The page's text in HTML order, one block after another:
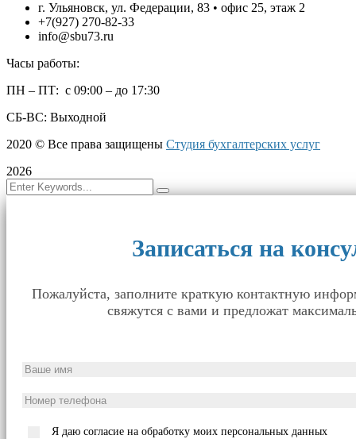
г. Ульяновск, ул. Федерации, 83 • офис 25, этаж 2
+7(927) 270-82-33
info@sbu73.ru
Часы работы:
ПН – ПТ: с 09:00 – до 17:30
СБ-ВС: Выходной
2020 © Все права защищены Студия бухгалтерских услуг
2026
Записаться на
Пожалуйста, заполните краткую контактную
свяжутся с вами и предложат
Я даю согласие на обработку моих персональных данных